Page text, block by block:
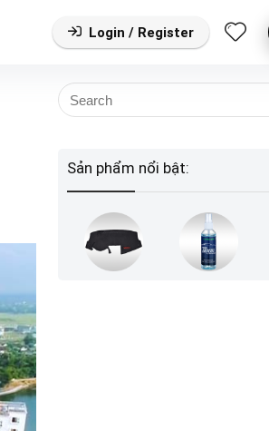
Login / Register
Sản phẩm nổi bật: